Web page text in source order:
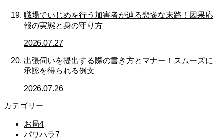
職場でいじめを行う加害者が辿る悲惨な末路！因果応
報の実態と身の守り方
2026.07.27
出張伺いを提出する際の書き方とマナー！スムーズに
承認を得られる例文
2026.07.26
カテゴリー
お局4
パワハラ7